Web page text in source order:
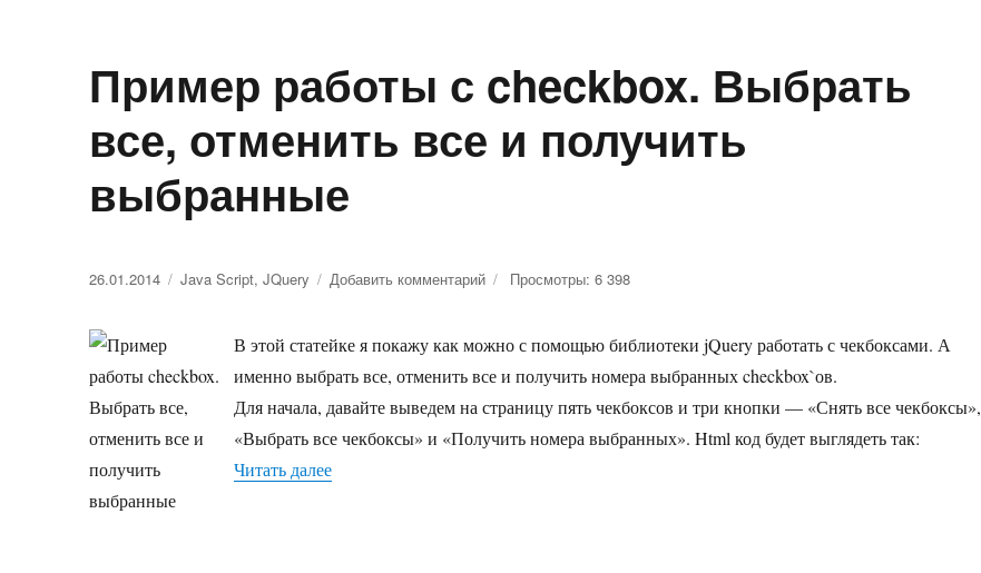
Пример работы с checkbox. Выбрать
все, отменить все и получить
выбранные
Опубликовано
26.01.2014 Рубрики
Java Script,JQuery Добавить комментарий
работы
с
Выбрать
все,
Просмотры: 6 398
В этой статейке я покажу как можно с помощью библиотеки jQuery работать с чекбоксами. А
именно выбрать все, отменить все и получить номера выбранных checkbox`ов.
Для начала, давайте выведем на страницу пять чекбоксов и три кнопки — «Снять все чекбоксы»,
«Выбрать все чекбоксы» и «Получить номера выбранных». Html код будет выглядеть так:
Читать далее